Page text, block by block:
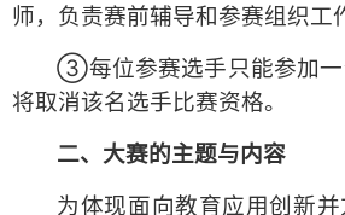
师，负责赛前辅导和参赛组织工
③每位参赛选手只能参加一
将取消该名选手比赛资格。
二、大赛的主题与内容
为体现面向教育应用创新